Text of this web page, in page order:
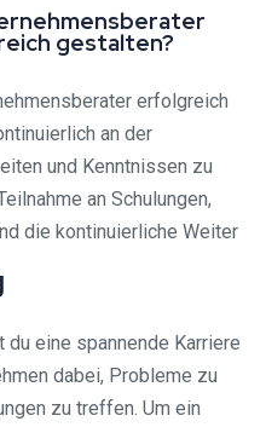
gestalten?
erfolgreich
an der
und Kenntnissen zu
an Schulungen,
die kontinuierliche Weiter
eine spannende Karriere
dabei, Probleme zu
zu treffen. Um ein